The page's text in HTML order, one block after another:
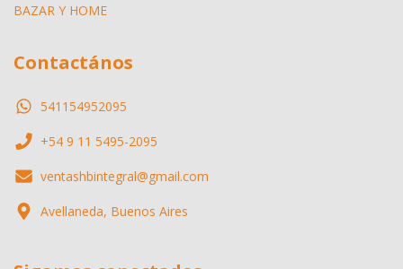
BAZAR Y HOME
Contactános
541154952095
+54 9 11 5495-2095
ventashbintegral@gmail.com
Avellaneda, Buenos Aires